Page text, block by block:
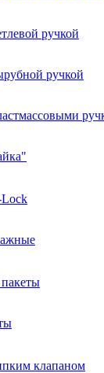
ручкой
ручкой
клапаном